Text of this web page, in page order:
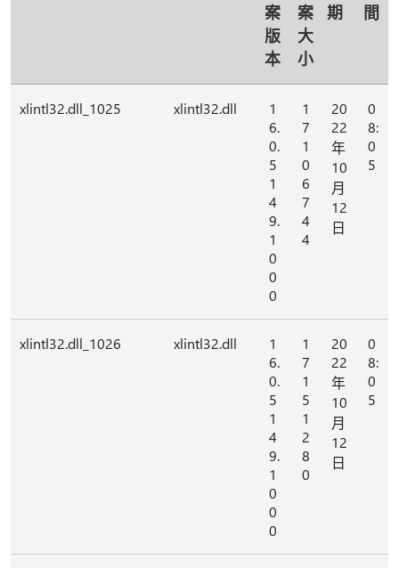
案
版
本
案
大
小
期
間
xlintl32.dll_1025 xlintl32.dll
1
6.
0.
5
1
4
9.
1
0
0
0
1
7
1
0
6
7
4
4
20
22
年
10
月
12
日
0
8:
0
5
xlintl32.dll_1026 xlintl32.dll
1
6.
0.
5
1
4
9.
1
0
0
0
1
7
1
5
1
2
8
0
20
22
年
10
月
12
日
0
8:
0
5